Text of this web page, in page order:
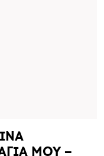
ΜΟΥ –